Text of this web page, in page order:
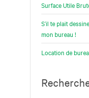
Surface Utile
S’il te plait
mon bureau !
Location de